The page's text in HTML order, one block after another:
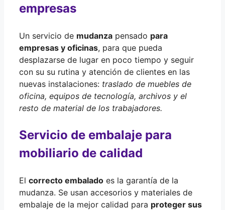
empresas
Un servicio de mudanza pensado para
empresas y oficinas, para que pueda
desplazarse de lugar en poco tiempo y seguir
con su su rutina y atención de clientes en las
nuevas instalaciones: traslado de muebles de
oficina, equipos de tecnología, archivos y el
resto de material de los trabajadores.
Servicio de embalaje para
mobiliario de calidad
El correcto embalado es la garantía de la
mudanza. Se usan accesorios y materiales de
embalaje de la mejor calidad para proteger sus